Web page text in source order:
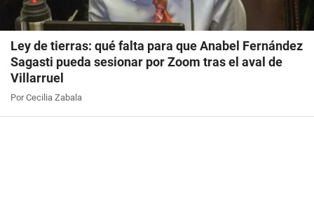
Ley de tierras: qué falta para que Anabel Fernández
Sagasti pueda sesionar por Zoom tras el aval de
Villarruel
Por Cecilia Zabala